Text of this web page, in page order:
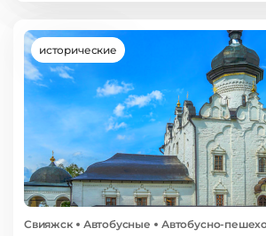
исторические
Свияжск Автобусные Автобусно-